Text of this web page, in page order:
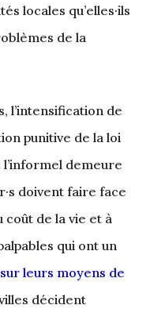
locales qu’elles·ils
de la
l’intensification de
punitive de la loi
l’informel demeure
doivent faire face
coût de la vie et à
qui ont un
leurs moyens de
décident